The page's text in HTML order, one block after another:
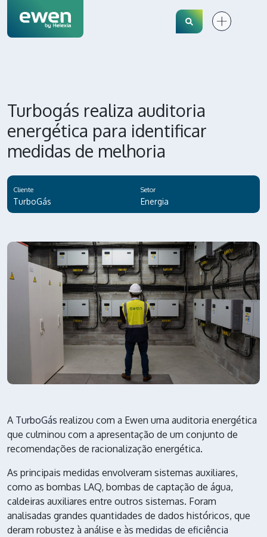
Search
Turbogás realiza auditoria
energética para identificar
medidas de melhoria
Cliente
TurboGás
Setor
Energia
A TurboGás realizou com a Ewen uma auditoria energética
que culminou com a apresentação de um conjunto de
recomendações de racionalização energética.
As principais medidas envolveram sistemas auxiliares,
como as bombas LAQ, bombas de captação de água,
caldeiras auxiliares entre outros sistemas. Foram
analisadas grandes quantidades de dados históricos, que
deram robustez à análise e às medidas de eficiência